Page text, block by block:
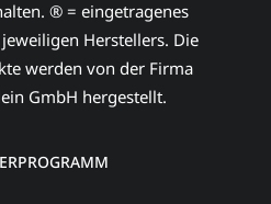
® = eingetragenes
Herstellers. Die
werden von der Firma
GmbH hergestellt.